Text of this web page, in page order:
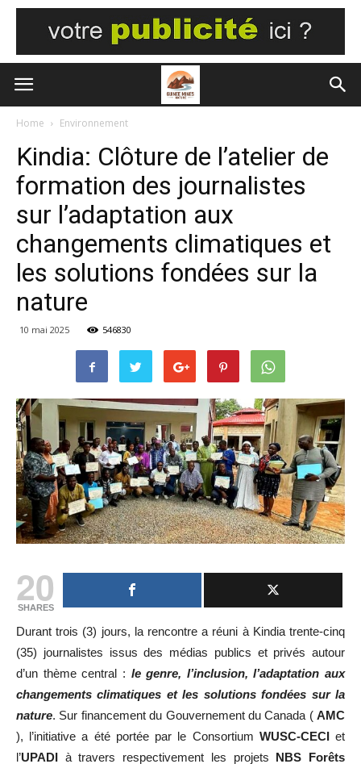
Home Environnement
Kindia: Clôture de l’atelier de
formation des journalistes
sur l’adaptation aux
changements climatiques et
les solutions fondées sur la
nature
10 mai 2025 546830
20
SHARES
Durant trois (3) jours, la rencontre a réuni à Kindia trente-cinq
(35) journalistes issus des médias publics et privés autour
d’un thème central : le genre, l’inclusion, l’adaptation aux
changements climatiques et les solutions fondées sur la
nature. Sur financement du Gouvernement du Canada ( AMC
), l’initiative a été portée par le Consortium WUSC-CECIet
l’UPADI à travers respectivement les projets NBS Forêts